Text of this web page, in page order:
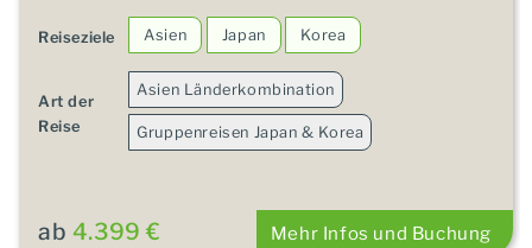
Reiseziele Asien Japan Korea
Art der
Reise
Asien Länderkombination
Gruppenreisen Japan & Korea
ab 4.399 € Mehr Infos und Buchung